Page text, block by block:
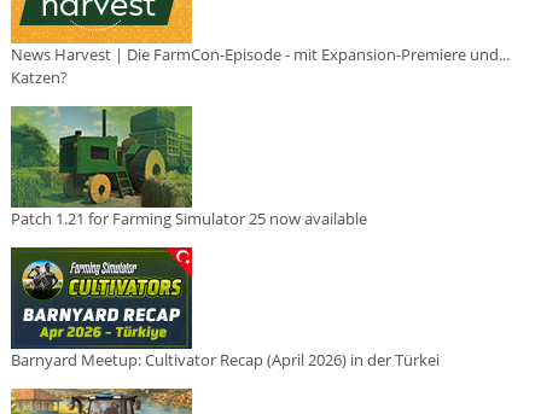
News Harvest | Die FarmCon-Episode - mit Expansion-Premiere und...
Katzen?
Patch 1.21 for Farming Simulator 25 now available
Barnyard Meetup: Cultivator Recap (April 2026) in der Türkei